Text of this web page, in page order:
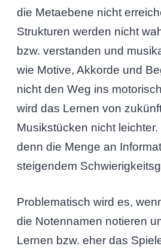
die Metaebene nicht
Strukturen werden nicht
bzw. verstanden und
wie Motive, Akkorde und
nicht den Weg ins
wird das Lernen von
Musikstücken nicht
denn die Menge an
steigendem
Problematisch wird es,
die Notennamen notieren
Lernen bzw. eher das